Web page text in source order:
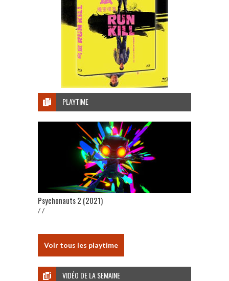
PLAYTIME
Psychonauts 2 (2021)
/ /
Voir tous les playtime
VIDÉO DE LA SEMAINE